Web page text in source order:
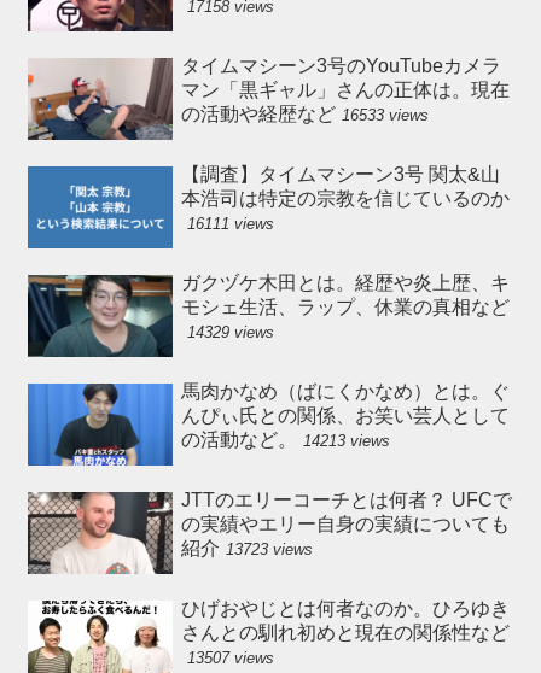
17158 views
タイムマシーン3号のYouTubeカメラ
マン「黒ギャル」さんの正体は。現在
の活動や経歴など 16533 views
【調査】タイムマシーン3号 関太&山
本浩司は特定の宗教を信じているのか
16111 views
ガクヅケ木田とは。経歴や炎上歴、キ
モシェ生活、ラップ、休業の真相など
14329 views
馬肉かなめ（ばにくかなめ）とは。ぐ
んぴぃ氏との関係、お笑い芸人として
の活動など。
14213 views
JTTのエリーコーチとは何者？ UFCで
の実績やエリー自身の実績についても
紹介 13723 views
ひげおやじとは何者なのか。ひろゆき
さんとの馴れ初めと現在の関係性など
13507 views